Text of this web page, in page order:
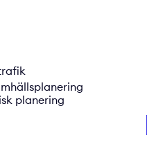
planering